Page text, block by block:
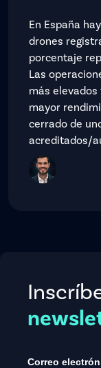
En España
drones
porcentaje
Las
más
mayor
cerrado de
acreditados/
Correo